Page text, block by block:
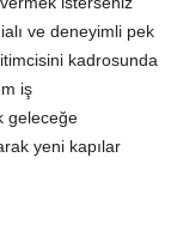
ve deneyimli pek
kadrosunda
iş
geleceğe
yeni kapılar